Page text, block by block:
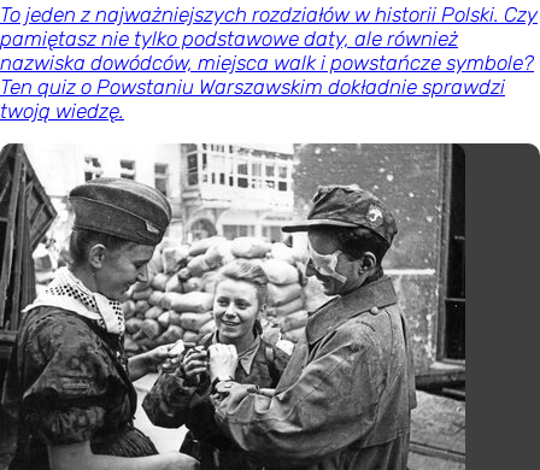
To jeden z najważniejszych rozdziałów w historii Polski. Czy
pamiętasz nie tylko podstawowe daty, ale również
nazwiska dowódców, miejsca walk i powstańcze symbole?
Ten quiz o Powstaniu Warszawskim dokładnie sprawdzi
twoją wiedzę.